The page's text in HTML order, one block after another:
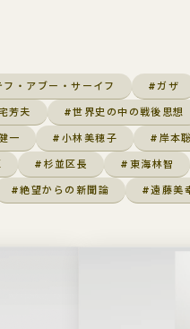
・アブー・サーイフ #ガザ
芳夫 #世界史の中の戦後思想
一 #小林美穂子 #岸本
#杉並区長 #東海林智
#絶望からの新聞論 #遠藤美